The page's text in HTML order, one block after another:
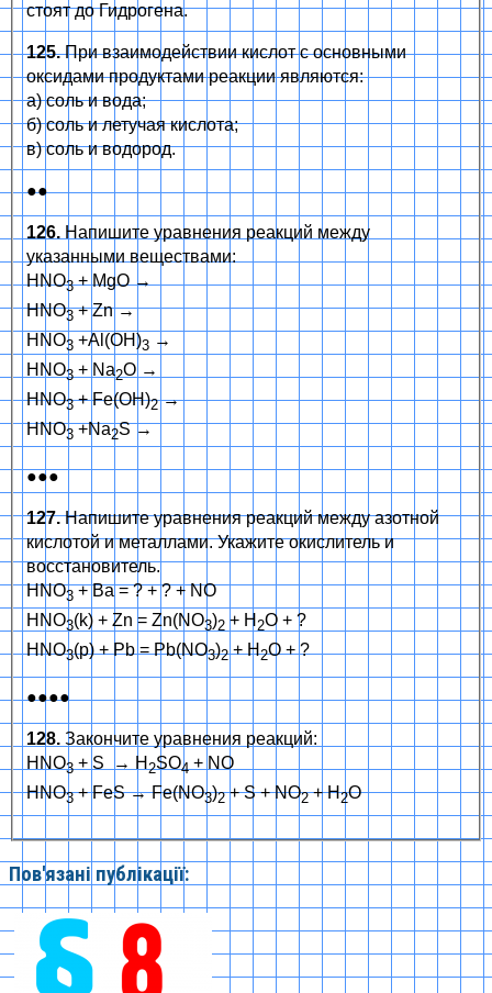
стоят до Гидрогена.
125.При взаимодействии кислот с основными
оксидами продуктами реакции являются:
а) соль и вода;
б) соль и летучая кислота;
в) соль и водород.
●●
126. Напишите уравнения реакций между
указанными веществами:
HNO3+ MgO →
HNO3+ Zn →
HNO3 +Al(OH)3 →
HNO3 + Na2O →
HNO3+ Fe(OH)2→
HNO3+Na2S →
●●●
127.Напишите уравнения реакций между азотной
кислотой и металлами. Укажите окислитель и
восстановитель.
HNO3+ Ba = ? + ? + NO
HNO3(k) + Zn = Zn(NO3)2 + H 2O + ?
HNO3(р) + Pb = Pb(NO3)2+ H2O + ?
●●●●
128. Закончите уравнения реакций:
HNO3 + S → H 2SO4 + NO
HNO3+ FeS → Fe(NO3)2+ S + NO2+ H2O
Пов'язані публікації: